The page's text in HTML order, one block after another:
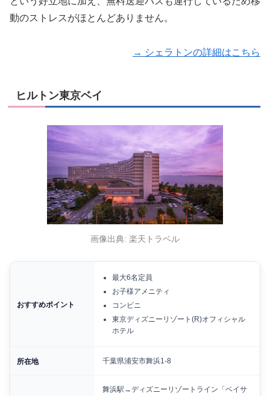
動のストレスがほとんどありません。
→ シェラトンの詳細はこちら
ヒルトン東京ベイ
画像出典: 楽天トラベル
おすすめポイント
最大6名定員
お子様アメニティ
コンビニ
東京ディズニーリゾート(R)オフィシャル
ホテル
所在地 千葉県浦安市舞浜1-8
舞浜駅→ディズニーリゾートライン「ベイサ